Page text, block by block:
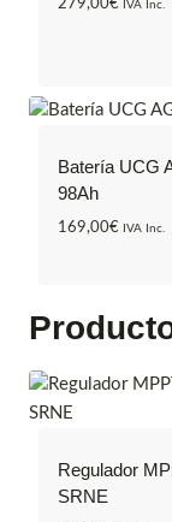
279,00€ IVA Inc.
Batería UCG
98Ah
169,00€ IVA Inc.
Regulador
SRNE